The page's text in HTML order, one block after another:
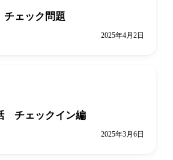
ェック問題
2025年4月2日
チェックイン編
2025年3月6日